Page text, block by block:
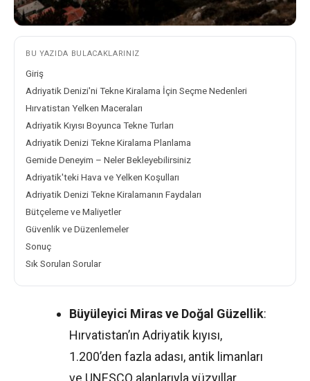
BU YAZIDA BULACAKLARINIZ
Giriş
Adriyatik Denizi'ni Tekne Kiralama İçin Seçme Nedenleri
Hırvatistan Yelken Maceraları
Adriyatik Kıyısı Boyunca Tekne Turları
Adriyatik Denizi Tekne Kiralama Planlama
Gemide Deneyim – Neler Bekleyebilirsiniz
Adriyatik'teki Hava ve Yelken Koşulları
Adriyatik Denizi Tekne Kiralamanın Faydaları
Bütçeleme ve Maliyetler
Güvenlik ve Düzenlemeler
Sonuç
Sık Sorulan Sorular
Büyüleyici Miras ve Doğal Güzellik:
Hırvatistan’ın Adriyatik kıyısı,
1.200’den fazla adası, antik limanları
ve UNESCO alanlarıyla yüzyıllar